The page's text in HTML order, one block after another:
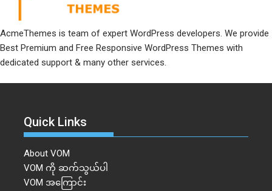
AcmeThemes is team of expert WordPress developers. We provide
Best Premium and Free Responsive WordPress Themes with
dedicated support & many other services.
Quick Links
About VOM
VOM ကို ဆက်သွယ်ပါ
VOM အကြောင်း